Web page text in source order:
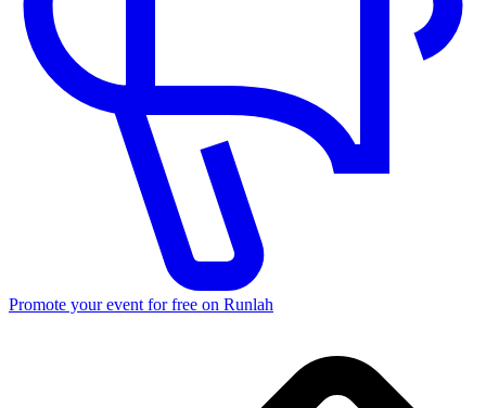
Promote your event for free on Runlah